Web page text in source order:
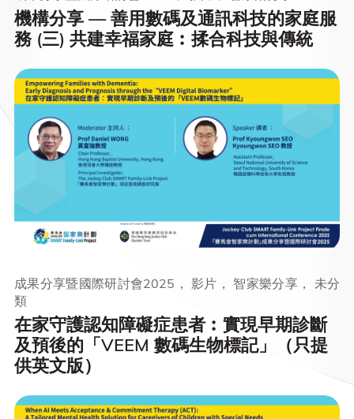
機構分享 — 善用數碼及通訊科技的家庭服
務 (三) 共建幸福家庭︰揉合科技與傳統
在家守護認知障礙症患者︰實現早期診斷
及預後的「VEEM 數碼生物標記」（只提
供英文版）
成果分享暨國際研討會2025， 影片， 智家樂分享， 未分
類